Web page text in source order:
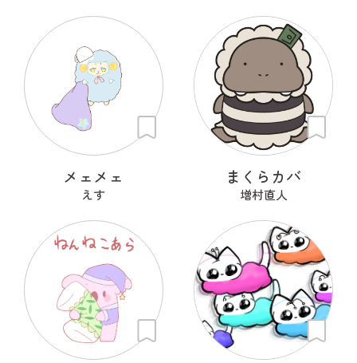
メェメェ
えす
まくらカバ
増村直人